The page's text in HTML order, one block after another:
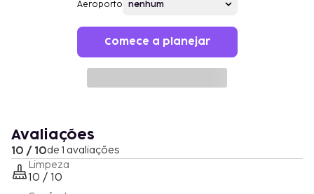
Aeroporto
Comece a planejar
Avaliações
10 / 10de 1 avaliações
Limpeza
10 / 10